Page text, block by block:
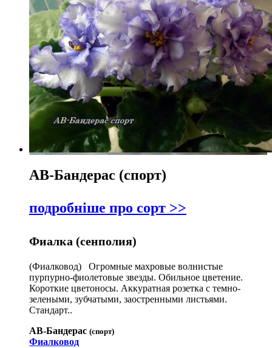
АВ-Бандерас (спорт)
подробніше про сорт >>
Фиалка (сенполия)
(Фиалковод) Огромные махровые волнистые
пурпурно-фиолетовые звезды. Обильное цветение.
Короткие цветоносы. Аккуратная розетка с темно-
зелеными, зубчатыми, заостренными листьями.
Стандарт..
АВ-Бандерас (спорт)
Фиалковод